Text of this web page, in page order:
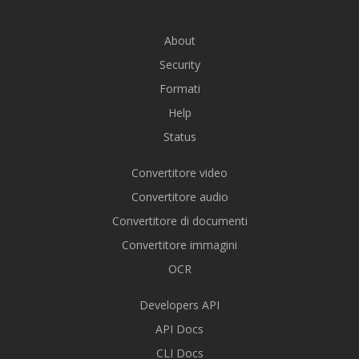
About
Security
Formati
Help
Status
Convertitore video
Convertitore audio
Convertitore di documenti
Convertitore immagini
OCR
Developers API
API Docs
CLI Docs